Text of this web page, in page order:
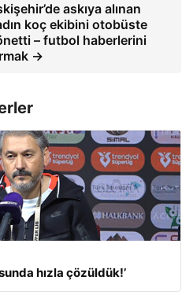
askıya alınan
koç ekibini otobüste
– futbol haberlerini
→
hızla çözüldük!’